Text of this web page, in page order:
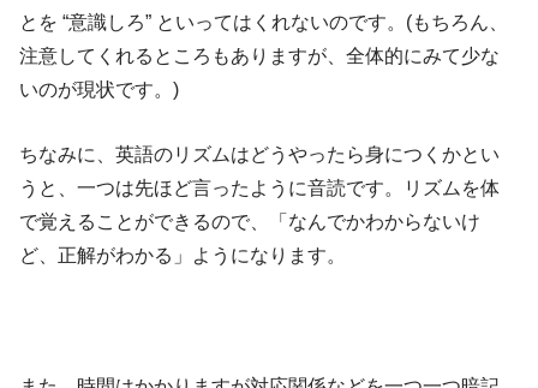
とを “意識しろ” といってはくれないのです。(もちろん、
注意してくれるところもありますが、全体的にみて少な
いのが現状です。)
ちなみに、英語のリズムはどうやったら身につくかとい
うと、一つは先ほど言ったように音読です。リズムを体
で覚えることができるので、「なんでかわからないけ
ど、正解がわかる」ようになります。